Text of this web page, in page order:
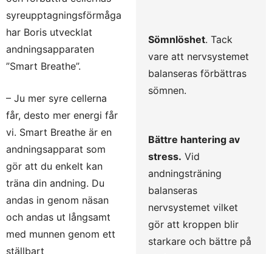
Sömnlöshet. Tack
vare att nervsystemet
balanseras förbättras
sömnen.
Bättre hantering av
stress. Vid
andningsträning
balanseras
nervsystemet vilket
gör att kroppen blir
starkare och bättre på
syreupptagningsförmåga
har Boris utvecklat
andningsapparaten
”Smart Breathe”.
– Ju mer syre cellerna
får, desto mer energi får
vi. Smart Breathe är en
andningsapparat som
gör att du enkelt kan
träna din andning. Du
andas in genom näsan
och andas ut långsamt
med munnen genom ett
ställbart